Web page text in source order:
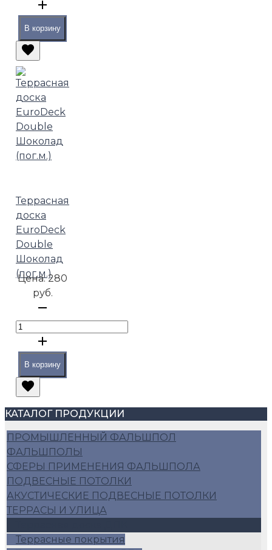
В корзину
Террасная
доска
EuroDeck
Double
Шоколад
(пог.м.)
Цена:280
руб.
В корзину
КАТАЛОГ ПРОДУКЦИИ
ПРОМЫШЛЕННЫЙ ФАЛЬШПОЛ
ФАЛЬШПОЛЫ
СФЕРЫ ПРИМЕНЕНИЯ ФАЛЬШПОЛА
ПОДВЕСНЫЕ ПОТОЛКИ
АКУСТИЧЕСКИЕ ПОДВЕСНЫЕ ПОТОЛКИ
ТЕРРАСЫ И УЛИЦА
Террасные покрытия